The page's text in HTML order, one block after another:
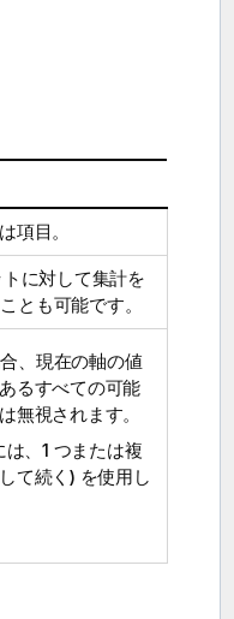
項目。
に対して集計を
とも可能です。
、現在の軸の値
るすべての可能
無視されます。
、1 つまたは複
て続く) を使用し